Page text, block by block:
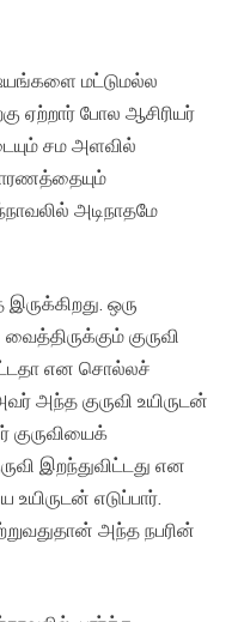
மட்டுமல்ல
ஏற்றார் போல ஆசிரியர்
சம அளவில்
அடிநாதமே
ஒரு
குருவி
என சொல்லச்
அந்த குருவி உயிருடன்
இறந்துவிட்டது என
எடுப்பார்.
அந்த நபரின்